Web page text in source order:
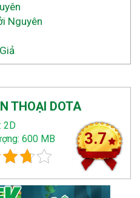
Nguyên
THOẠI DOTA
2D
600 MB
3.7